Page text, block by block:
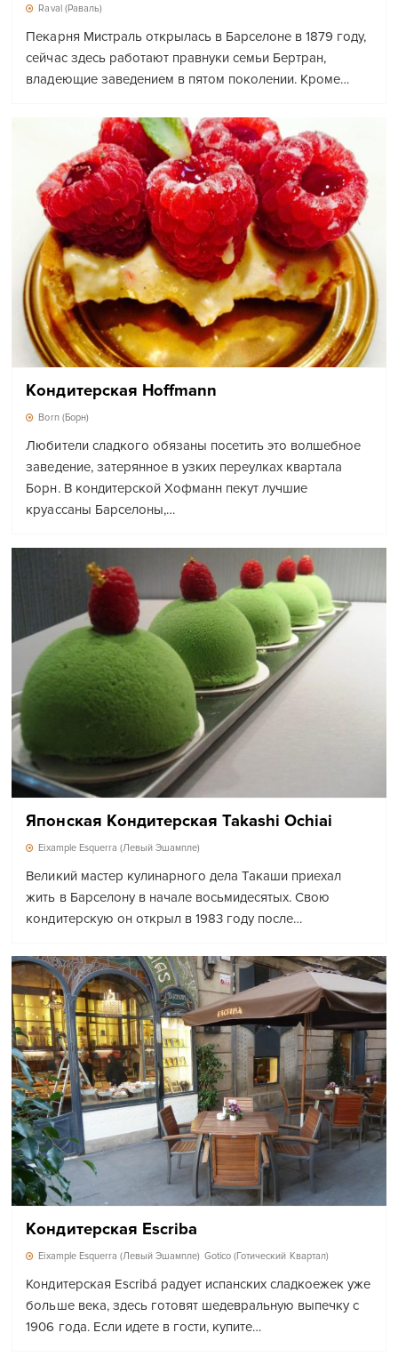
Raval (Раваль)
Пекарня Мистраль открылась в Барселоне в 1879 году,
сейчас здесь работают правнуки семьи Бертран,
владеющие заведением в пятом поколении. Кроме…
Кондитерская Hoffmann
Born (Борн)
Любители сладкого обязаны посетить это волшебное
заведение, затерянное в узких переулках квартала
Борн. В кондитерской Хофманн пекут лучшие
круассаны Барселоны,…
Японская Кондитерская Takashi Ochiai
Eixample Esquerra (Левый Эшампле)
Великий мастер кулинарного дела Такаши приехал
жить в Барселону в начале восьмидесятых. Свою
кондитерскую он открыл в 1983 году после…
Кондитерская Escriba
Eixample Esquerra (Левый Эшампле) Gotico (Готический Квартал)
Кондитерская Escribá радует испанских сладкоежек уже
больше века, здесь готовят шедевральную выпечку с
1906 года. Если идете в гости, купите…